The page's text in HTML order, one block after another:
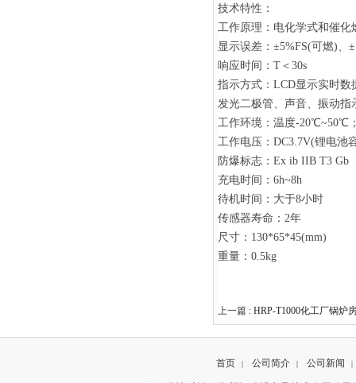
技术特性：
工作原理：电化学式和催化
显示误差：±5%FS(可燃)、
响应时间：T＜30s
指示方式：LCD显示实时数
发光二极管、声音、振动指
工作环境：温度-20℃~50℃
工作电压：DC3.7V(锂电池
防爆标志：Ex ib IIB T3 Gb
充电时间：6h~8h
待机时间：大于8小时
传感器寿命：2年
尺寸：130*65*45(mm)
重量：0.5kg
上一篇 : HRP-T1000化工厂锅炉
首页 | 公司简介 | 公司新闻 |